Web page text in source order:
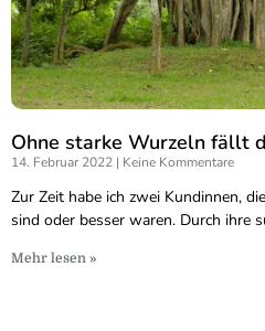
Ohne starke Wurzeln fällt
14. Februar 2022 Keine Kommentare
Zur Zeit habe ich zwei Kundinnen,
sind oder besser waren. Durch ihre
Mehr lesen »